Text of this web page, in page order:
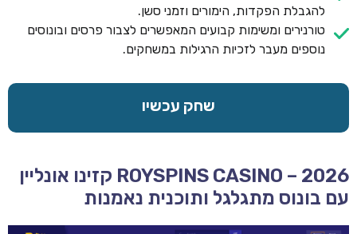
להגבלת הפקדות, הימורים וזמני סשן.
טורנירים ומשימות קבועים המאפשרים לצבור פרסים ובונוסים
נוספים מעבר לזכיות הרגילות במשחקים.
שחק עכשיו
ROYSPINS CASINO – 2026 קזינו אונליין
עם בונוס מתגלגל ותוכנית נאמנות